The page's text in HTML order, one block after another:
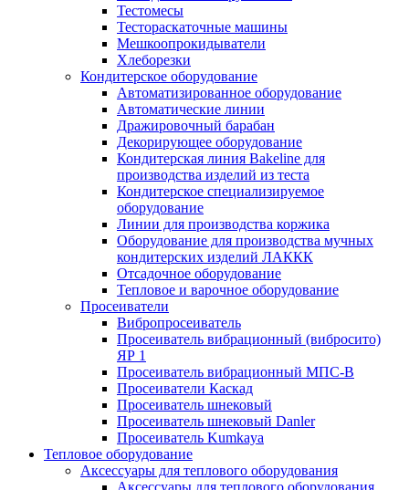
Тестомесы
Тестораскаточные машины
Мешкоопрокидыватели
Хлеборезки
Кондитерское оборудование
Автоматизированное оборудование
Автоматические линии
Дражировочный барабан
Декорирующее оборудование
Кондитерская линия Bakeline для
производства изделий из теста
Кондитерское специализируемое
оборудование
Линии для производства коржика
Оборудование для производства мучных
кондитерских изделий ЛАККК
Отсадочное оборудование
Тепловое и варочное оборудование
Просеиватели
Вибропросеиватель
Просеиватель вибрационный (вибросито)
ЯР 1
Просеиватель вибрационный МПС-В
Просеиватели Каскад
Просеиватель шнековый
Просеиватель шнековый Danler
Просеиватель Kumkaya
Тепловое оборудование
Аксессуары для теплового оборудования
Аксессуары для теплового оборудования